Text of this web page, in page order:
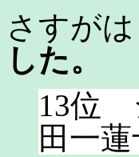
さすがは
した。
13位
田一